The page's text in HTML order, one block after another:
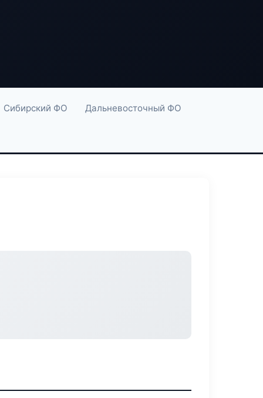
Сибирский ФО Дальневосточный ФО